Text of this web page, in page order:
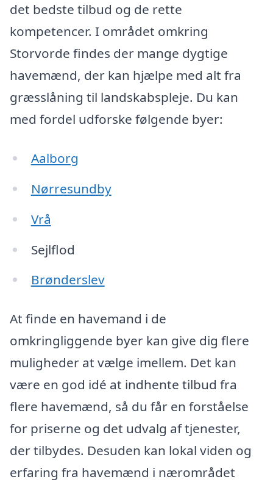
det bedste tilbud og de rette
kompetencer. I området omkring
Storvorde findes der mange dygtige
havemænd, der kan hjælpe med alt fra
græsslåning til landskabspleje. Du kan
med fordel udforske følgende byer:
Aalborg
Nørresundby
Vrå
Sejlflod
Brønderslev
At finde en havemand i de
omkringliggende byer kan give dig flere
muligheder at vælge imellem. Det kan
være en god idé at indhente tilbud fra
flere havemænd, så du får en forståelse
for priserne og det udvalg af tjenester,
der tilbydes. Desuden kan lokal viden og
erfaring fra havemænd i nærområdet